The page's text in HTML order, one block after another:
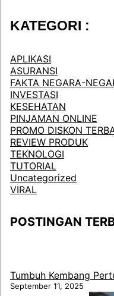
KATEGORI :
APLIKASI
ASURANSI
FAKTA NEGARA-
INVESTASI
KESEHATAN
PINJAMAN ONLINE
PROMO DISKON
REVIEW PRODUK
TEKNOLOGI
TUTORIAL
Uncategorized
VIRAL
POSTINGAN
Tumbuh Kembang
September 11, 2025